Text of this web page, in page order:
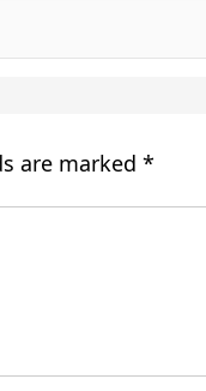
are marked *